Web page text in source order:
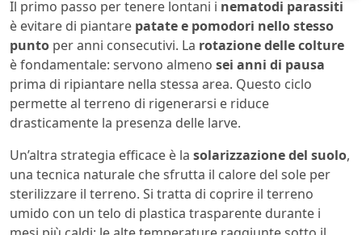
Il primo passo per tenere lontani i nematodi parassiti
è evitare di piantare patate e pomodori nello stesso
punto per anni consecutivi. La rotazione delle colture
è fondamentale: servono almeno sei anni di pausa
prima di ripiantare nella stessa area. Questo ciclo
permette al terreno di rigenerarsi e riduce
drasticamente la presenza delle larve.
Un’altra strategia efficace è la solarizzazione del suolo,
una tecnica naturale che sfrutta il calore del sole per
sterilizzare il terreno. Si tratta di coprire il terreno
umido con un telo di plastica trasparente durante i